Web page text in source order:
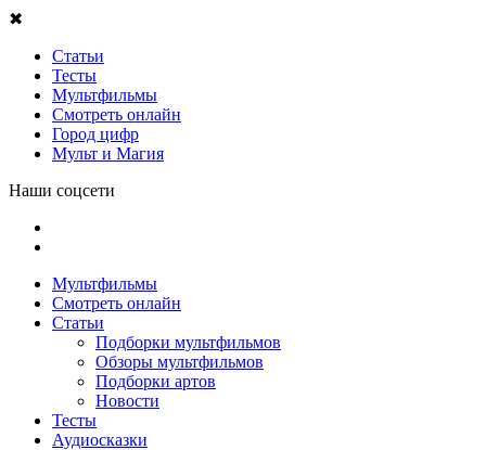
✖
Статьи
Тесты
Мультфильмы
Смотреть онлайн
Город цифр
Мульт и Магия
Наши соцсети
Мультфильмы
Смотреть онлайн
Статьи
Подборки мультфильмов
Обзоры мультфильмов
Подборки артов
Новости
Тесты
Аудиосказки